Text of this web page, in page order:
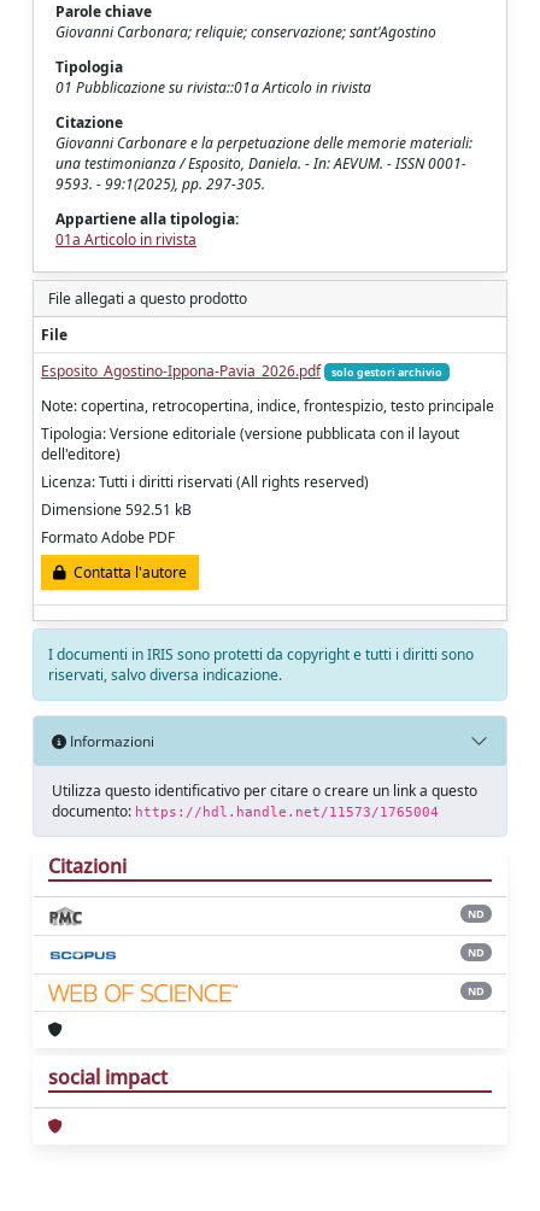
Parole chiave
Giovanni Carbonara; reliquie; conservazione; sant'Agostino
Tipologia
01 Pubblicazione su rivista::01a Articolo in rivista
Citazione
Giovanni Carbonare e la perpetuazione delle memorie materiali:
una testimonianza / Esposito, Daniela. - In: AEVUM. - ISSN 0001-
9593. - 99:1(2025), pp. 297-305.
Appartiene alla tipologia:
01a Articolo in rivista
File allegati a questo prodotto
File
Esposito_Agostino-Ippona-Pavia_2026.pdf
solo gestori archivio
Note: copertina, retrocopertina, indice, frontespizio, testo principale
Tipologia: Versione editoriale (versione pubblicata con il layout
dell'editore)
Licenza: Tutti i diritti riservati (All rights reserved)
Dimensione 592.51 kB
Formato Adobe PDF
Contatta l'autore
I documenti in IRIS sono protetti da copyright e tutti i diritti sono
riservati, salvo diversa indicazione.
Informazioni
Utilizza questo identificativo per citare o creare un link a questo
documento: https://hdl.handle.net/11573/1765004
Citazioni
ND
ND
ND
social impact